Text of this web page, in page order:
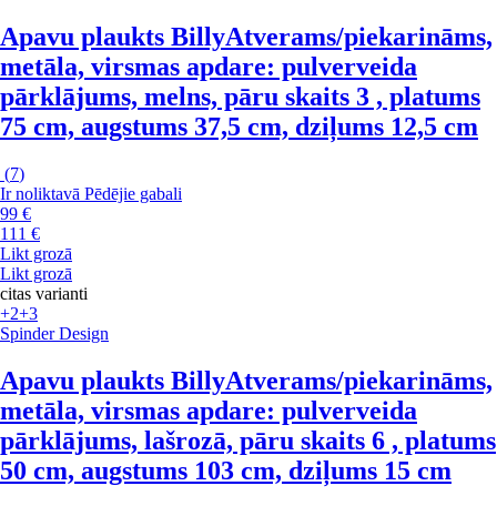
Apavu plaukts BillyAtverams/piekarināms,
metāla, virsmas apdare: pulverveida
pārklājums, melns, pāru skaits 3 , platums
75 cm, augstums 37,5 cm, dziļums 12,5 cm
(7)
Ir noliktavā Pēdējie gabali
99 €
111 €
Likt grozā
Likt grozā
citas varianti
+2+3
Spinder Design
Apavu plaukts BillyAtverams/piekarināms,
metāla, virsmas apdare: pulverveida
pārklājums, lašrozā, pāru skaits 6 , platums
50 cm, augstums 103 cm, dziļums 15 cm